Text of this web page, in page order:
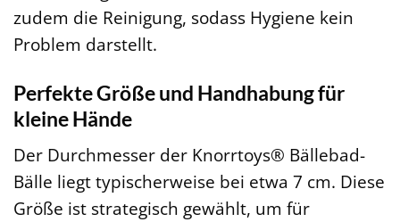
zudem die Reinigung, sodass Hygiene kein
Problem darstellt.
Perfekte Größe und Handhabung für
kleine Hände
Der Durchmesser der Knorrtoys® Bällebad-
Bälle liegt typischerweise bei etwa 7 cm. Diese
Größe ist strategisch gewählt, um für